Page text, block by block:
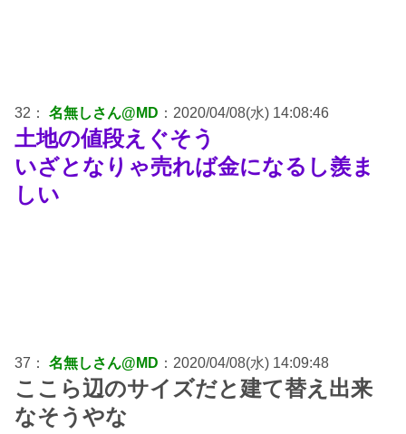
32： 名無しさん@MD ：2020/04/08(水) 14:08:46
土地の値段えぐそう
いざとなりゃ売れば金になるし羨ま
しい
37： 名無しさん@MD ：2020/04/08(水) 14:09:48
ここら辺のサイズだと建て替え出来
なそうやな